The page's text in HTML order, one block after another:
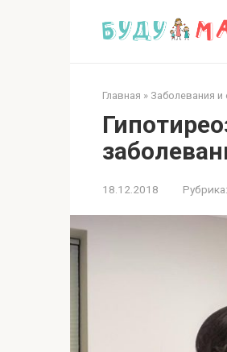
Главная » Заболевания и
18.12.2018 Рубрика: